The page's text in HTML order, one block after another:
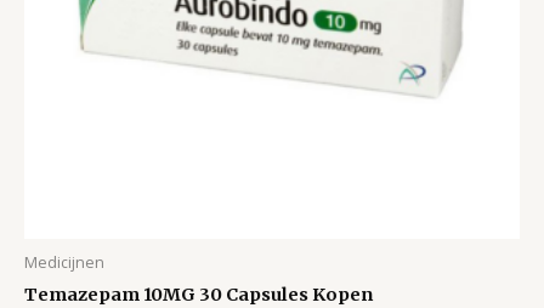
Medicijnen
Temazepam 10MG 30 Capsules Kopen